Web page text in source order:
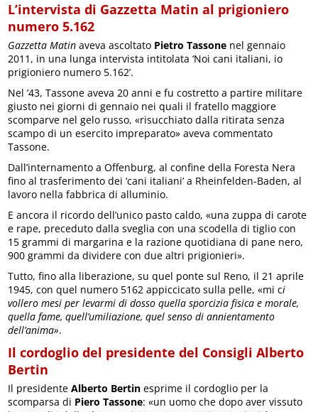
L’intervista di Gazzetta Matin al prigioniero
numero 5.162
Gazzetta Matin aveva ascoltato Pietro Tassone nel gennaio
2011, in una lunga intervista intitolata ‘Noi cani italiani, io
prigioniero numero 5.162’.
Nel ’43, Tassone aveva 20 anni e fu costretto a partire militare
giusto nei giorni di gennaio nei quali il fratello maggiore
scomparve nel gelo russo, «risucchiato dalla ritirata senza
scampo di un esercito impreparato» aveva commentato
Tassone.
Dall’internamento a Offenburg, al confine della Foresta Nera
fino al trasferimento dei ‘cani italiani’ a Rheinfelden-Baden, al
lavoro nella fabbrica di alluminio.
E ancora il ricordo dell’unico pasto caldo, «una zuppa di carote
e rape, preceduto dalla sveglia con una scodella di tiglio con
15 grammi di margarina e la razione quotidiana di pane nero,
900 grammi da dividere con due altri prigionieri».
Tutto, fino alla liberazione, su quel ponte sul Reno, il 21 aprile
1945, con quel numero 5162 appiccicato sulla pelle, «mi ci
vollero mesi per levarmi di dosso quella sporcizia fisica e morale,
quella fame, quell’umiliazione, quel senso di annientamento
dell’anima».
Il cordoglio del presidente del Consigli Alberto
Bertin
Il presidenteAlberto Bertin esprime il cordoglio per la
scomparsa di Piero Tassone: «un uomo che dopo aver vissuto